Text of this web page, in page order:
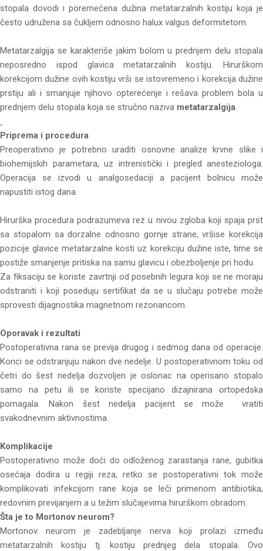
stopala dovodi i poremećena dužina metatarzalnih kostiju koja je
često udružena sa čukljem odnosno halux valgus deformitetom.
Metatarzalgija se karakteriše jakim bolom u prednjem delu stopala
neposredno ispod glavica metatarzalnih kostiju. Hirurškom
korekcijom dužine ovih kostiju vrši se istovremeno i korekcija dužine
prstiju ali i smanjuje njihovo opterećenje i rešava problem bola u
prednjem delu stopala koja se stručno naziva metatarzalgija.
Priprema i procedura
Preoperativno je potrebno uraditi osnovne analize krvne slike i
biohemijskih parametara, uz intrenistički i pregled anesteziologa.
Operacija se izvodi u analgosedaciji a pacijent bolnicu može
napustiti istog dana.
Hirurška procedura podrazumeva rez u nivou zgloba koji spaja prst
sa stopalom sa dorzalne odnosno gornje strane, vršise korekcija
pozicije glavice metatarzalne kosti uz korekciju dužine iste, time se
postiže smanjenje pritiska na samu glavicu i obezboljenje pri hodu.
Za fiksaciju se koriste zavrtnji od posebnih legura koji se ne moraju
odstraniti i koji poseduju sertifikat da se u slučaju potrebe može
sprovesti dijagnostika magnetnom rezonancom.
Oporavak i rezultati
Postoperativna rana se previja drugog i sedmog dana od operacije.
Konci se odstranjuju nakon dve nedelje. U postoperativnom toku od
četri do šest nedelja dozvoljen je oslonac na operisano stopalo
samo na petu ili se koriste specijano dizajnirana ortopedska
pomagala. Nakon šest nedelja pacijent se može vratiti
svakodnevnim aktivnostima.
Komplikacije
Postoperativno može doći do odloženog zarastanja rane, gubitka
osećaja dodira u regiji reza, retko se postoperativni tok može
komplikovati infekcijom rane koja se leči primenom antibiotika,
redovnim previjanjem a u težim slučajevima hirurškom obradom.
Šta je to Mortonov neurom?
Mortonov neurom je zadebljanje nerva koji prolazi između
metatarzalnih kostiju tj. kostiju prednjeg dela stopala. Ovo